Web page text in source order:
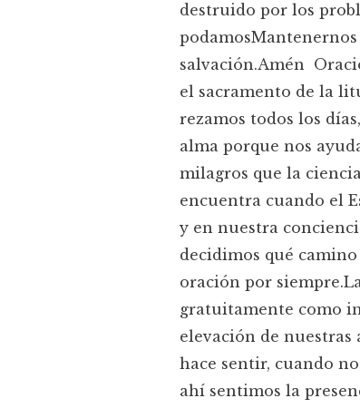
destruido por los
salvación.Amén
el sacramento de la
rezamos todos los
alma porque nos
milagros que la
encuentra cuando el
y en nuestra
decidimos qué
oración por
gratuitamente como
elevación de nuestras
hace sentir, cuando
ahí sentimos la